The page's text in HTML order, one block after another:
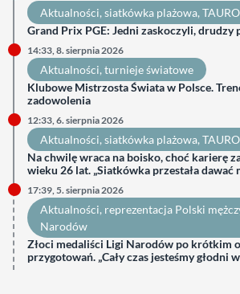
Aktualności, siatkówka plażowa,
Grand Prix PGE: Jedni zaskoczyli, drudzy
14:33, 8. sierpnia 2026
Aktualności, turnieje światowe
Klubowe Mistrzosta Świata w Polsce.
zadowolenia
12:33, 6. sierpnia 2026
Aktualności, siatkówka plażowa,
Na chwilę wraca na boisko, choć karierę
wieku 26 lat. „Siatkówka przestała dawać
17:39, 5. sierpnia 2026
Aktualności, reprezentacja Polski
Narodów
Złoci medaliści Ligi Narodów po krótkim
przygotowań. „Cały czas jesteśmy głodni